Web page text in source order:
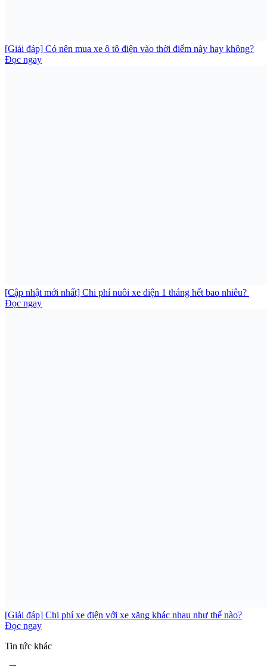
[Giải đáp] Có nên mua xe ô tô điện vào thời điểm này hay không?
Đọc ngay
[Cập nhật mới nhất] Chi phí nuôi xe điện 1 tháng hết bao nhiêu?
Đọc ngay
[Giải đáp] Chi phí xe điện với xe xăng khác nhau như thế nào?
Đọc ngay
Tin tức khác